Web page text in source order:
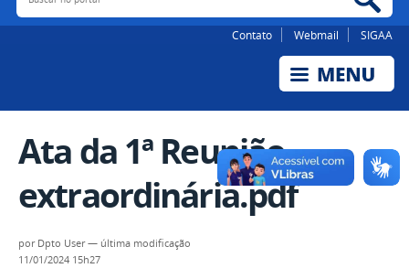
Contato Webmail SIGAA
Ata da 1ª Reunião
extraordinária.pdf
por Dpto User— última modificação
11/01/2024 15h27